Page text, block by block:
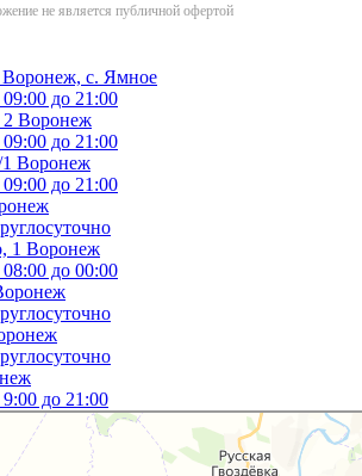
не является публичной офертой
Воронеж, с. Ямное
09:00 до 21:00
Воронеж
09:00 до 21:00
Воронеж
09:00 до 21:00
1 Воронеж
08:00 до 00:00
9:00 до 21:00